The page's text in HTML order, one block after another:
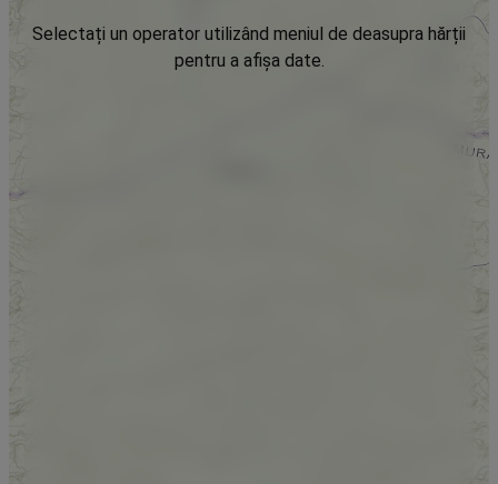
Selectați un operator utilizând meniul de deasupra hărții
pentru a afișa date.